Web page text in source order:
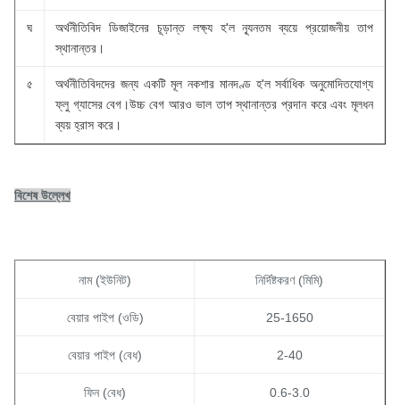
ঘ
অর্থনীতিবিদ ডিজাইনের চূড়ান্ত লক্ষ্য হ'ল ন্যূনতম ব্যয়ে প্রয়োজনীয় তাপ
স্থানান্তর।
৫
অর্থনীতিবিদদের জন্য একটি মূল নকশার মানদণ্ড হ'ল সর্বাধিক অনুমোদিতযোগ্য
ফ্লু গ্যাসের বেগ।উচ্চ বেগ আরও ভাল তাপ স্থানান্তর প্রদান করে এবং মূলধন
ব্যয় হ্রাস করে।
বিশেষ উল্লেখ
নাম (ইউনিট) নির্দিষ্টকরণ (মিমি)
বেয়ার পাইপ (ওডি) 25-1650
বেয়ার পাইপ (বেধ) 2-40
ফিন (বেধ) 0.6-3.0